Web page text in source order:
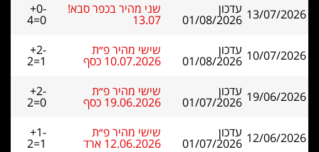
13/07/2026 עדכון
01/08/2026
שני מהיר בכפר סבא!
13.07
+0-
4=0
10/07/2026 עדכון
01/08/2026
שישי מהיר פ״ת
10.07.2026 כסף
+2-
2=1
19/06/2026 עדכון
01/07/2026
שישי מהיר פ״ת
19.06.2026 כסף
+2-
2=0
12/06/2026 עדכון
01/07/2026
שישי מהיר פ״ת
12.06.2026 ארד
+1-
2=1